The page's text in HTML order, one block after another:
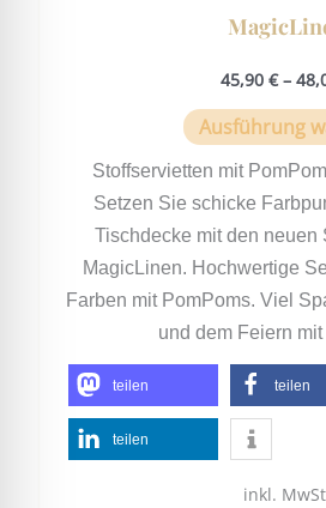
45,90 €–
Ausführung
Stoffservietten mit
Setzen Sie schicke
Tischdecke mit den neuen
MagicLinen. Hochwertige
Farben mit PomPoms. Viel
und dem Feiern
teilen teilen
teilen
inkl.